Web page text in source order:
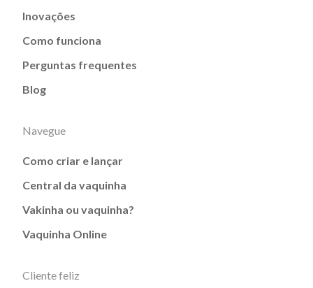
Inovações
Como funciona
Perguntas frequentes
Blog
Navegue
Como criar e lançar
Central da vaquinha
Vakinha ou vaquinha?
Vaquinha Online
Cliente feliz